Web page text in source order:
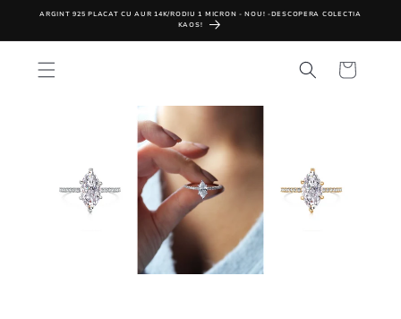
SALT LA
ARGINT 925 PLACAT CU AUR 14K/RODIU 1 MICRON - NOU! -DESCOPERA COLECTIA
KAOS!
Cos